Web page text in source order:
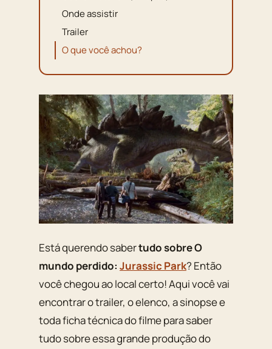
Onde assistir
Trailer
O que você achou?
Está querendo sabertudo sobre O
mundo perdido: Jurassic Park? Então
você chegou ao local certo! Aqui você vai
encontrar o trailer, o elenco, a sinopse e
toda ficha técnica do filme para saber
tudo sobre essa grande produção do